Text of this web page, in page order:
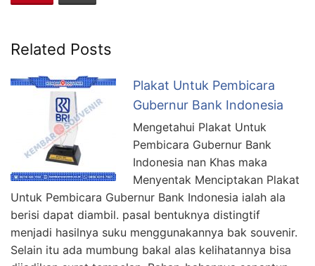
Related Posts
Plakat Untuk Pembicara
Gubernur Bank Indonesia
Mengetahui Plakat Untuk
Pembicara Gubernur Bank
Indonesia nan Khas maka
Menyentak Menciptakan Plakat
Untuk Pembicara Gubernur Bank Indonesia ialah ala
berisi dapat diambil. pasal bentuknya distingtif
menjadi hasilnya suku menggunakannya bak souvenir.
Selain itu ada mumbung bakal alas kelihatannya bisa